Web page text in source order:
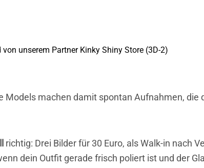
unserem Partner Kinky Shiny Store (3D-2)
machen damit spontan Aufnahmen, die
richtig: Drei Bilder für 30 Euro, als Walk-in nach
dein Outfit gerade frisch poliert ist und der